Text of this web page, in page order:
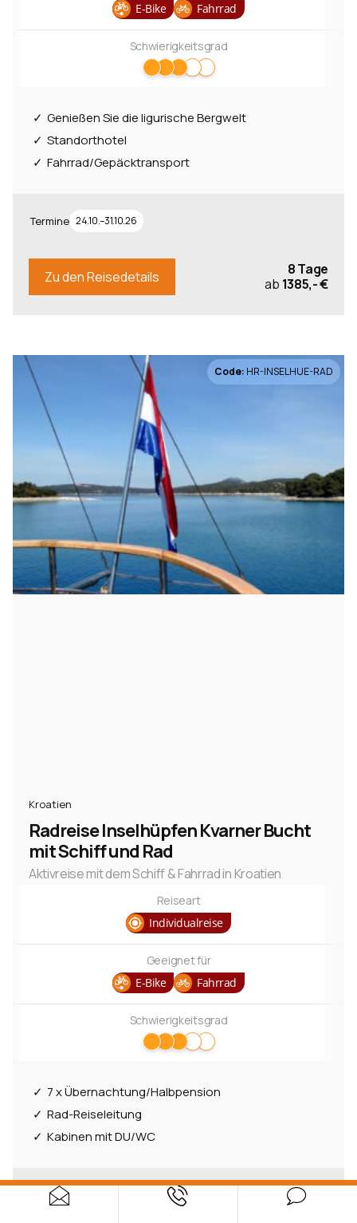
Schwierigkeitsgrad
E-Bike
Fahrrad
Genießen Sie die ligurische Bergwelt
Standorthotel
Fahrrad/Gepäcktransport
Termine 24.10.–31.10.26
Zu den Reisedetails
8 Tage
ab 1385,- €
Code: HR-INSELHUE-RAD
Kroatien
Radreise Inselhüpfen Kvarner Bucht
mit Schiff und Rad
Aktivreise mit dem Schiff & Fahrrad in Kroatien
Schwierigkeitsgrad
Reiseart
Individualreise
Geeignet für
E-Bike
Fahrrad
7 x Übernachtung/Halbpension
Rad-Reiseleitung
Kabinen mit DU/WC
Termine